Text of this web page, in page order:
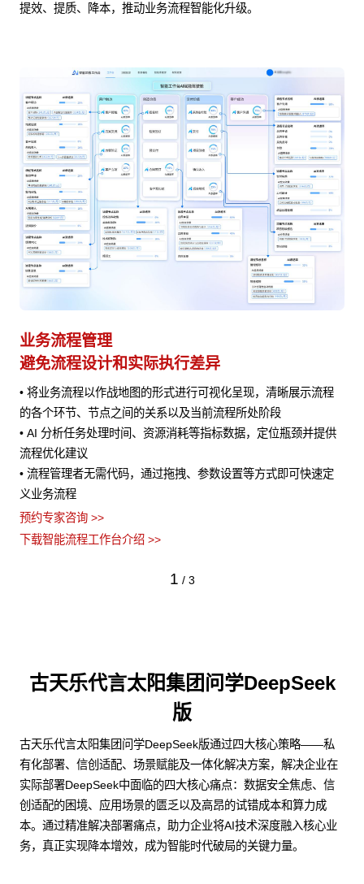
提效、提质、降本，推动业务流程智能化升级。
业务流程管理
避免流程设计和实际执行差异
• 将业务流程以作战地图的形式进行可视化呈现，清晰展示流程
的各个环节、节点之间的关系以及当前流程所处阶段
• AI 分析任务处理时间、资源消耗等指标数据，定位瓶颈并提供
流程优化建议
• 流程管理者无需代码，通过拖拽、参数设置等方式即可快速定
义业务流程
预约专家咨询 >>
下载智能流程工作台介绍 >>
1 / 3
古天乐代言太阳集团问学DeepSeek
版
古天乐代言太阳集团问学DeepSeek版通过四大核心策略——私
有化部署、信创适配、场景赋能及一体化解决方案，解决企业在
实际部署DeepSeek中面临的四大核心痛点：数据安全焦虑、信
创适配的困境、应用场景的匮乏以及高昂的试错成本和算力成
本。通过精准解决部署痛点，助力企业将AI技术深度融入核心业
务，真正实现降本增效，成为智能时代破局的关键力量。